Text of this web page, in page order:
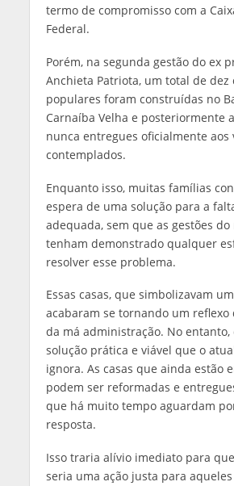
termo de compromisso com a
Federal.
Porém, na segunda gestão do ex
Anchieta Patriota, um total de dez
populares foram construídas no
Carnaíba Velha e posteriormente
nunca entregues oficialmente aos
contemplados.
Enquanto isso, muitas famílias
espera de uma solução para a
adequada, sem que as gestões
tenham demonstrado qualquer
resolver esse problema.
Essas casas, que simbolizavam
acabaram se tornando um reflexo
da má administração. No entanto,
solução prática e viável que o
ignora. As casas que ainda estão
podem ser reformadas e
que há muito tempo aguardam
resposta.
Isso traria alívio imediato para
seria uma ação justa para